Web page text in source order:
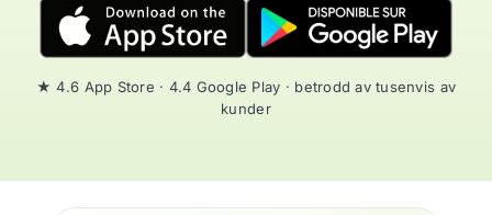
★ 4.6 App Store · 4.4 Google Play · betrodd av tusenvis av
kunder